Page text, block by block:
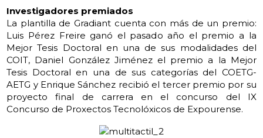
Investigadores premiados
La plantilla de Gradiant cuenta con más de un premio:
Luis Pérez Freire ganó el pasado año el premio a la
Mejor Tesis Doctoral en una de sus modalidades del
COIT, Daniel González Jiménez el premio a la Mejor
Tesis Doctoral en una de sus categorías del COETG-
AETG y Enrique Sánchez recibió el tercer premio por su
proyecto final de carrera en el concurso del IX
Concurso de Proxectos Tecnolóxicos de Expourense.